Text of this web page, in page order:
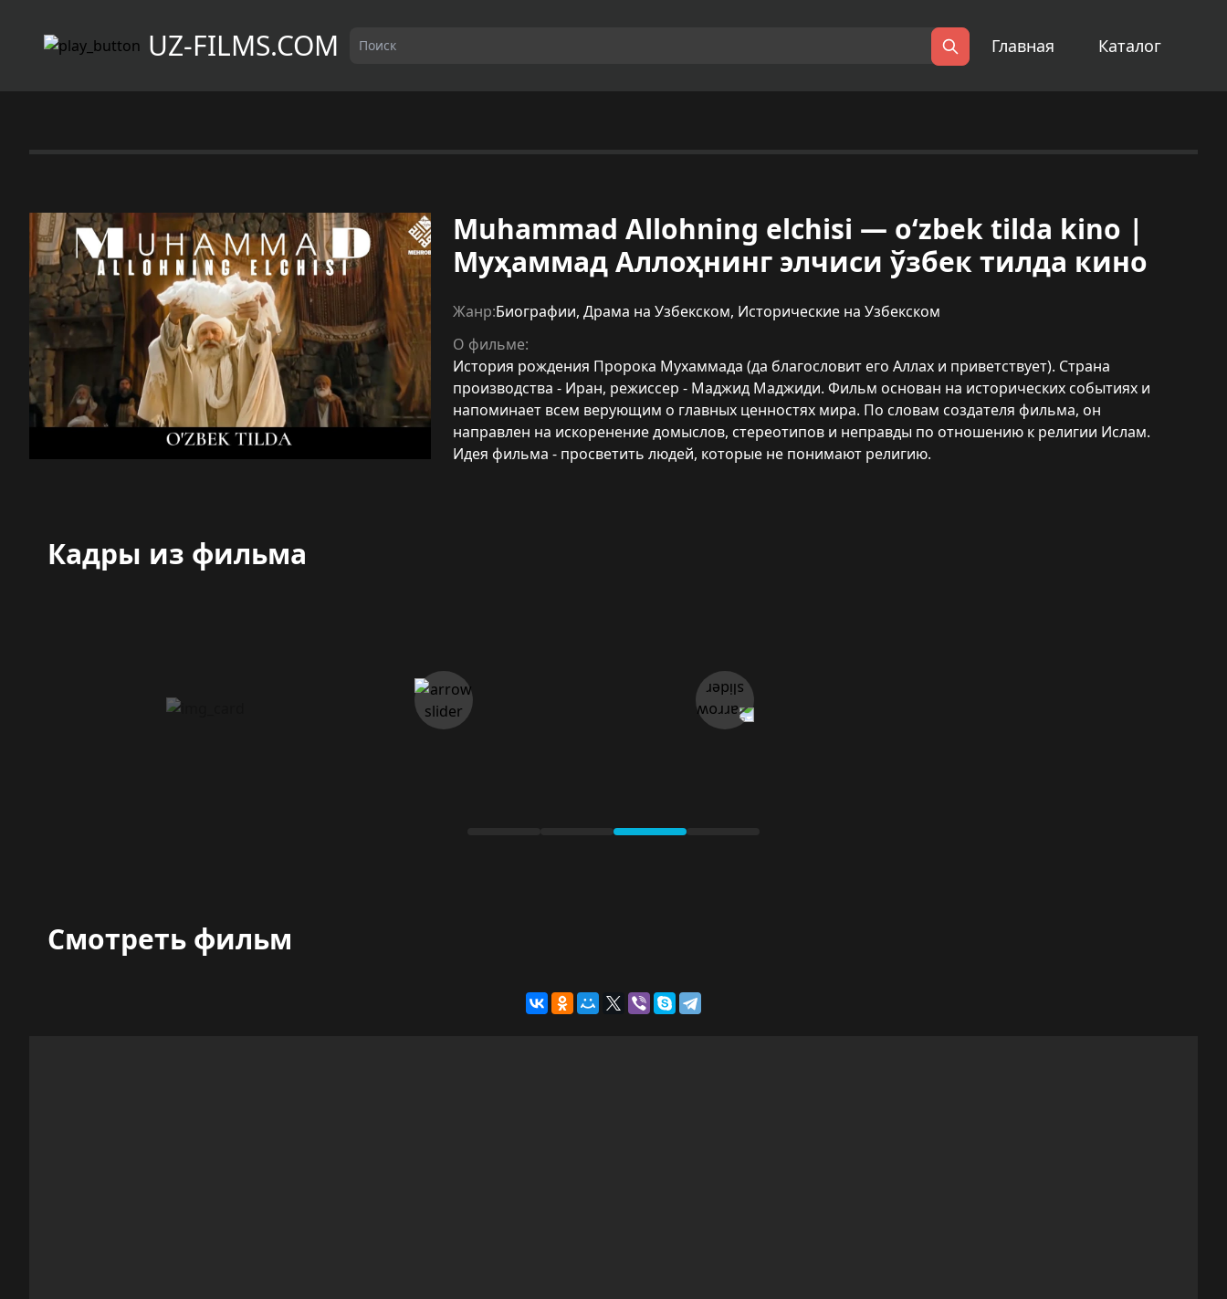
UZ-FILMS.COM Поиск
Главная Каталог
Muhammad Allohning elchisi — o‘zbek tilda kino |
Муҳаммад Аллоҳнинг элчиси ўзбек тилда кино
Жанр:Биографии, Драма на Узбекском, Исторические на Узбекском
О фильме:
История рождения Пророка Мухаммада (да благословит его Аллах и приветствует). Страна
производства - Иран, режиссер - Маджид Маджиди. Фильм основан на исторических событиях и
напоминает всем верующим о главных ценностях мира. По словам создателя фильма, он
направлен на искоренение домыслов, стереотипов и неправды по отношению к религии Ислам.
Идея фильма - просветить людей, которые не понимают религию.
Кадры из фильма
Смотреть фильм